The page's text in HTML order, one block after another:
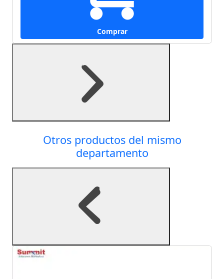
Comprar
Otros productos del mismo
departamento